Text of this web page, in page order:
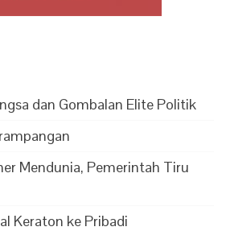
dan Gombalan Elite Politik
Mendunia, Pemerintah Tiru
Keraton ke Pribadi